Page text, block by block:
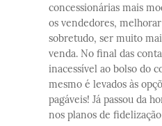
concessionárias mais
os vendedores,
sobretudo, ser muito
venda. No final das
inacessível ao bolso do
mesmo é levados às
pagáveis! Já passou da
nos planos de